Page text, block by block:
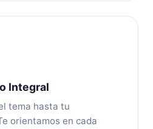
Integral
tema hasta tu
orientamos en cada